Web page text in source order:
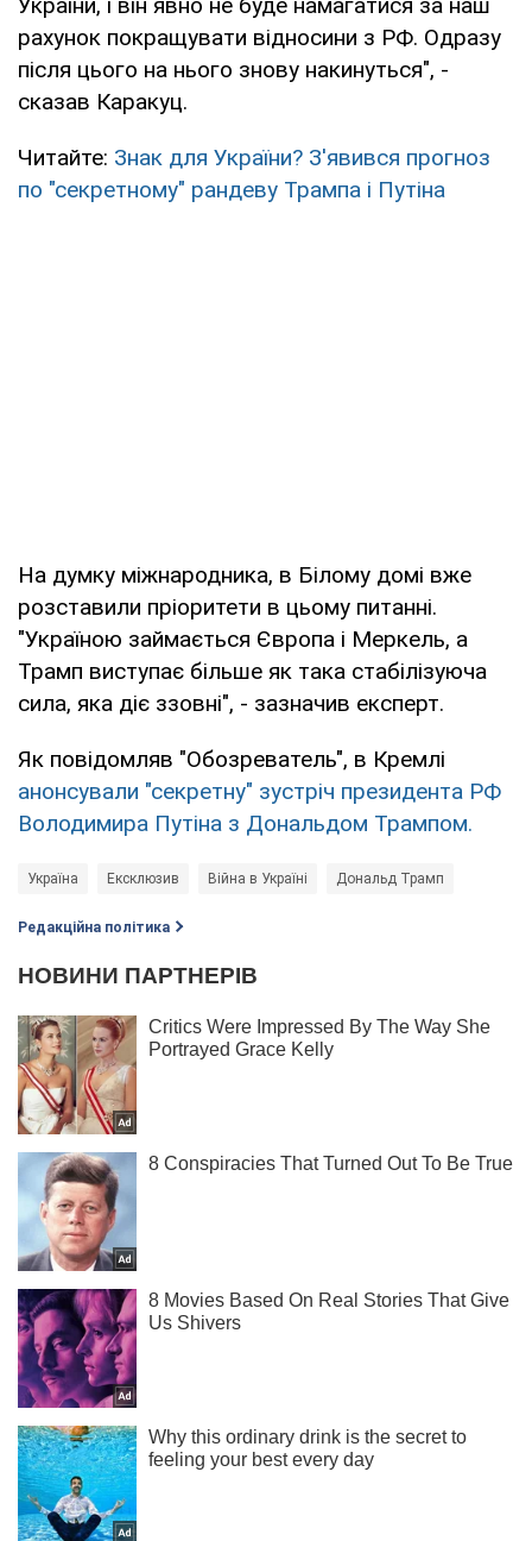
рахунок покращувати відносини з РФ. Одразу
після цього на нього знову накинуться", -
сказав Каракуц.
Читайте: Знак для України? З'явився прогноз
по "секретному" рандеву Трампа і Путіна
На думку міжнародника, в Білому домі вже
розставили пріоритети в цьому питанні.
"Україною займається Європа і Меркель, а
Трамп виступає більше як така стабілізуюча
сила, яка діє ззовні", - зазначив експерт.
Як повідомляв "Обозреватель", в Кремлі
анонсували "секретну" зустріч президента РФ
Володимира Путіна з Дональдом Трампом.
Україна Ексклюзив Війна в Україні Дональд Трамп
Редакційна політика